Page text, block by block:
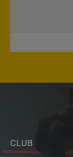
CLUB